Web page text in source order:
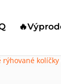
rýhované kolíčky